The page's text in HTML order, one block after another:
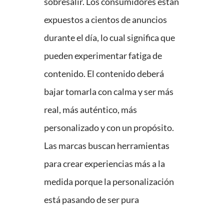
expuestos a cientos de anuncios
durante el día, lo cual significa que
pueden experimentar fatiga de
contenido. El contenido deberá
bajar tomarla con calma y ser más
real, más auténtico, más
personalizado y con un propósito.
Las marcas buscan herramientas
para crear experiencias más a la
medida porque la personalización
está pasando de ser pura